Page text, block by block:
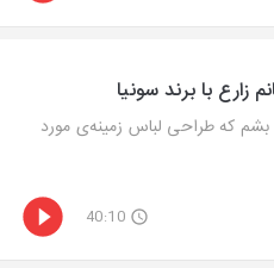
زارع با برند سونیا
که طراحی لباس زمینه‌ی مورد
40:10